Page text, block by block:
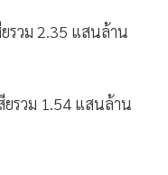
รวม 2.35 แสนล้าน
รวม 1.54 แสนล้าน